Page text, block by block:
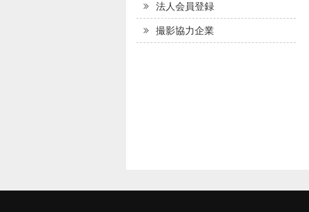
法人会員登録
撮影協力企業